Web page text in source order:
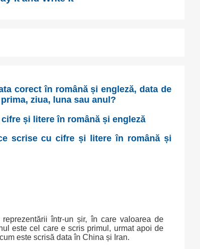
corect în română și engleză, data de
ziua, luna sau anul?
și litere în română și engleză
scrise cu cifre și litere în română și
într-un șir, în care valoarea de
este cel care e scris primul, urmat apoi de
este scrisă data în China și Iran.